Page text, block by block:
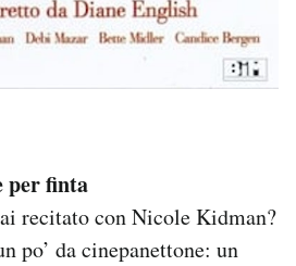
per finta
recitato con Nicole Kidman?
po’ da cinepanettone: un